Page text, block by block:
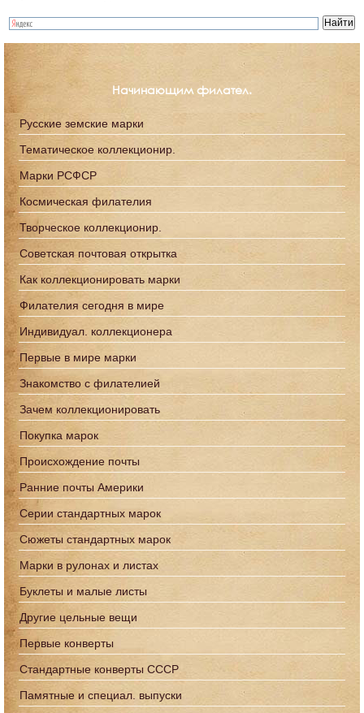
Начинающим филател.
Русские земские марки
Тематическое коллекционир.
Марки РСФСР
Космическая филателия
Творческое коллекционир.
Советская почтовая открытка
Как коллекционировать марки
Филателия сегодня в мире
Индивидуал. коллекционера
Первые в мире марки
Знакомство с филателией
Зачем коллекционировать
Покупка марок
Происхождение почты
Ранние почты Америки
Серии стандартных марок
Сюжеты стандартных марок
Марки в рулонах и листах
Буклеты и малые листы
Другие цельные вещи
Первые конверты
Стандартные конверты СССР
Памятные и специал. выпуски